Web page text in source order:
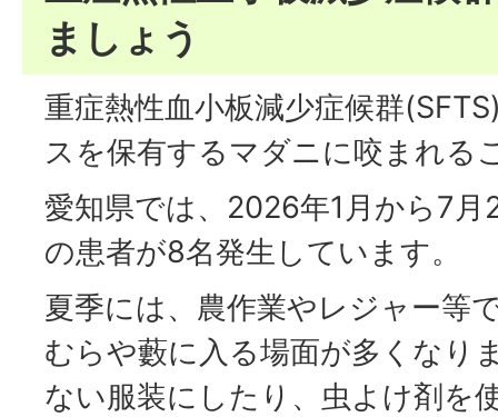
ましょう
重症熱性血小板減少症候群
スを保有するマダニに咬まれる
愛知県では、2026年1月から7月
の患者が8名発生しています。
夏季には、農作業やレジャー等
むらや藪に入る場面が多くなり
ない服装にしたり、虫よけ剤を